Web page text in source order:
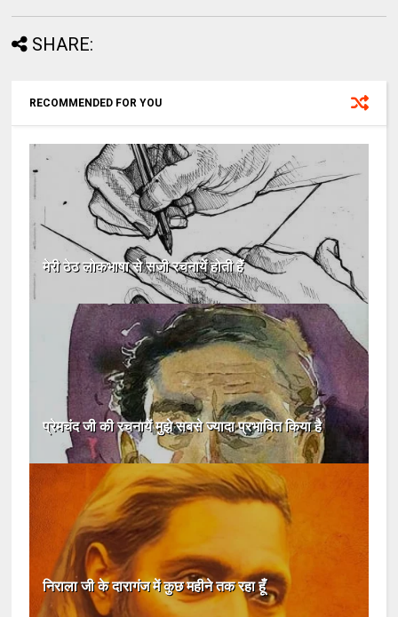
SHARE:
RECOMMENDED FOR YOU
मेरी ठेठ लोकभाषा से सजी रचनायें होती हैं
प्रेमचंद जी की रचनायें मुझे सबसे ज्यादा प्रभावित किया है
निराला जी के दारागंज में कुछ महीने तक रहा हूँ